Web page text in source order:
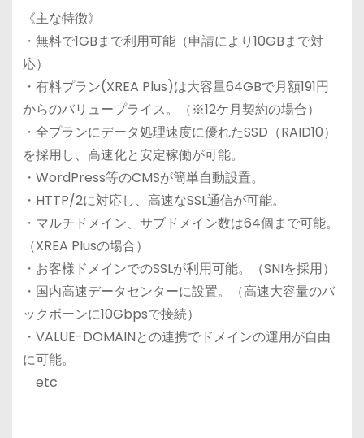
《主な特徴》
・無料で1GBまで利用可能（申請により10GBまで対
応）
・有料プラン(XREA Plus)は大容量64GBで月額191円
からのバリュープライス。（※12ケ月契約の場合）
・全プランにデータ処理速度に優れたSSD（RAID10）
を採用し、高速化と安定稼働が可能。
・WordPress等のCMSが簡単自動設置。
・HTTP/2に対応し、高速なSSL通信が可能。
・マルチドメイン、サブドメイン数は64個まで可能。
（XREA Plusの場合）
・お客様ドメインでのSSLが利用可能。（SNIを採用）
・国内高速データセンターに設置。（高速大容量のバ
ックボーンに10Gbpsで接続）
・VALUE-DOMAINとの連携でドメインの運用が自由
に可能。
etc